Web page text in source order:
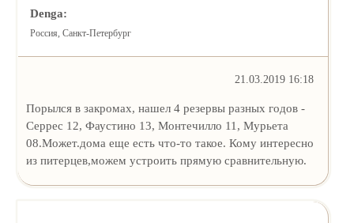
Denga:
Россия, Санкт-Петербург
21.03.2019 16:18
Порылся в закромах, нашел 4 резервы разных годов -
Серрес 12, Фаустино 13, Монтечилло 11, Мурьета
08.Может.дома еще есть что-то такое. Кому интересно
из питерцев,можем устроить прямую сравнительную.